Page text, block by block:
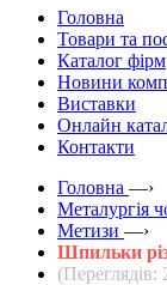
Головна
Товари та
Каталог фірм
Новини
Виставки
Онлайн
Контакти
Головна —›
Металургія
Метизи —›
Шпильки
(Переглядів: